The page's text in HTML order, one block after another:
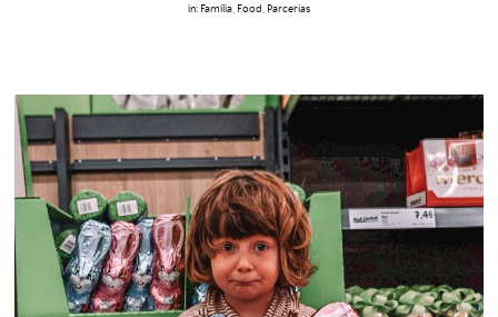
in: Família Food Parcerias